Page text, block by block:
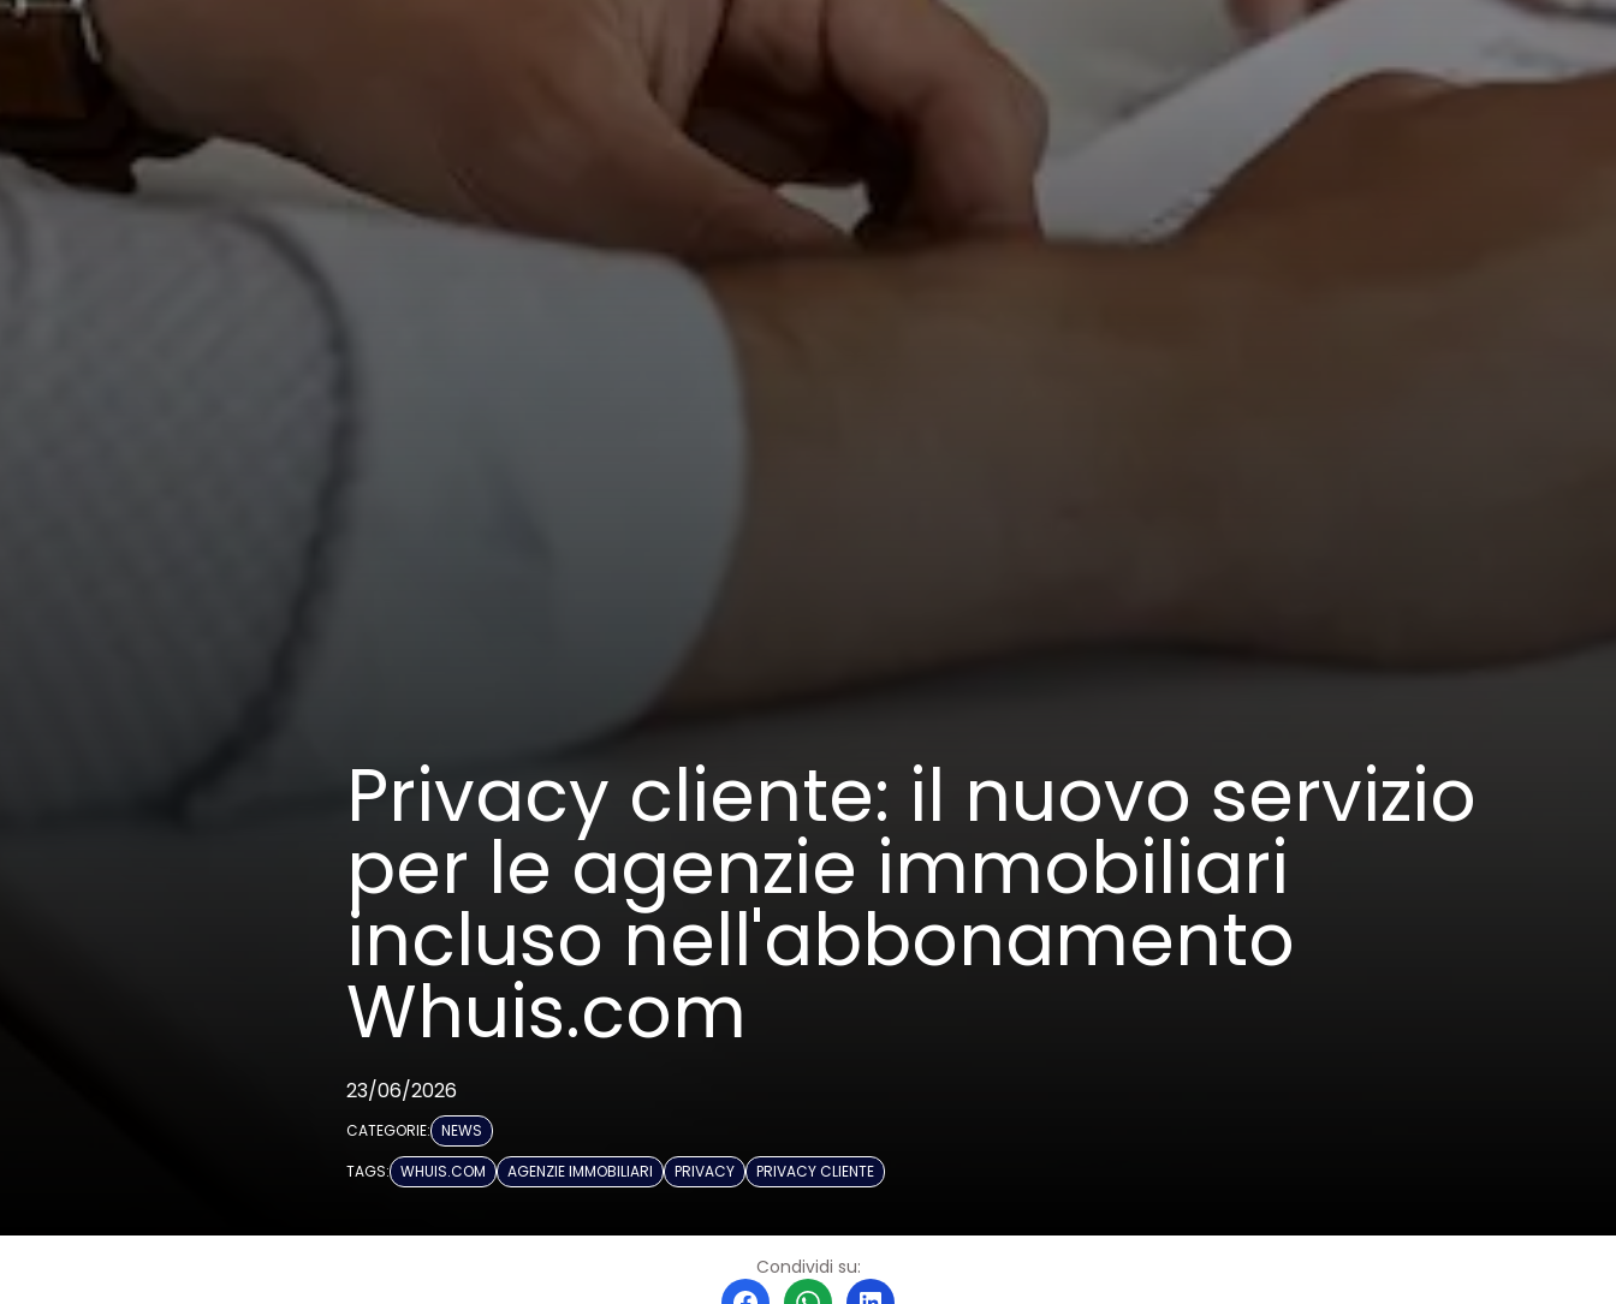
Privacy cliente: il nuovo servizio
per le agenzie immobiliari
incluso nell'abbonamento
Whuis.com
23/06/2026
CATEGORIE: NEWS
TAGS: WHUIS.COM AGENZIE IMMOBILIARI PRIVACY PRIVACY CLIENTE
Condividi su: